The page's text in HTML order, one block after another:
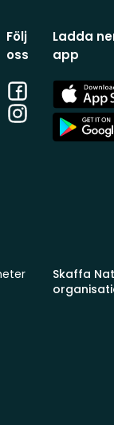
Följ
oss
Facebook
Instagram
Ladda
app
App
Store
App
Store
Skaffa